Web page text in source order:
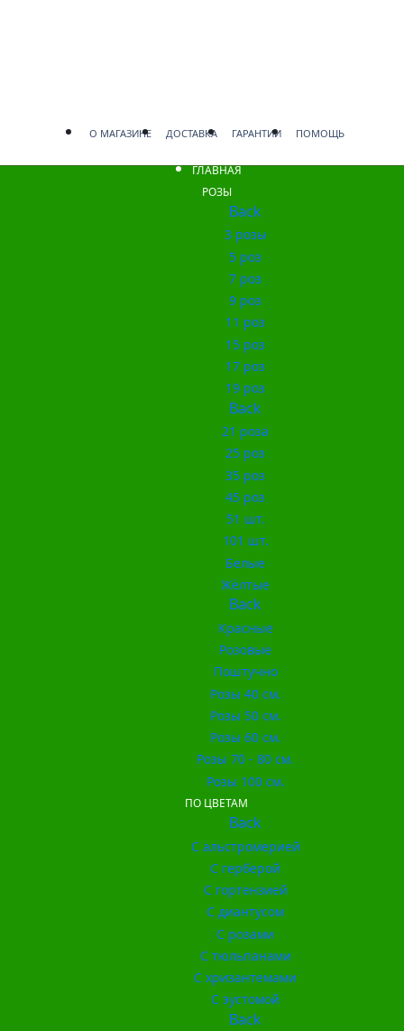
О МАГАЗИНЕ ДОСТАВКА ГАРАНТИИ ПОМОЩЬ
ГЛАВНАЯ
РОЗЫ
Back
3 розы
5 роз
7 роз
9 роз
11 роз
15 роз
17 роз
19 роз
Back
21 роза
25 роз
35 роз
45 роз
51 шт.
101 шт.
Белые
Жёлтые
Back
Красные
Розовые
Поштучно
Розы 40 см.
Розы 50 см.
Розы 60 см.
Розы 70 - 80 см.
Розы 100 см.
ПО ЦВЕТАМ
Back
С альстромерией
С герберой
С гортензией
С диантусом
С розами
С тюльпанами
С хризантемами
С эустомой
Back